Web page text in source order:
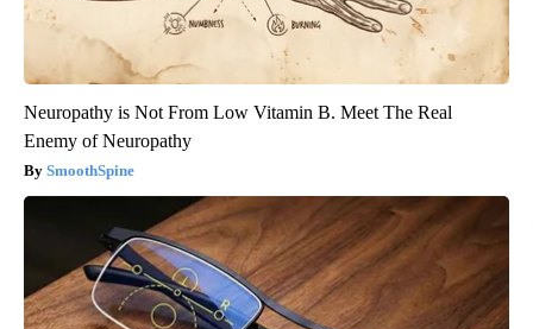
Neuropathy is Not From Low Vitamin B. Meet The Real
Enemy of Neuropathy
SmoothSpine